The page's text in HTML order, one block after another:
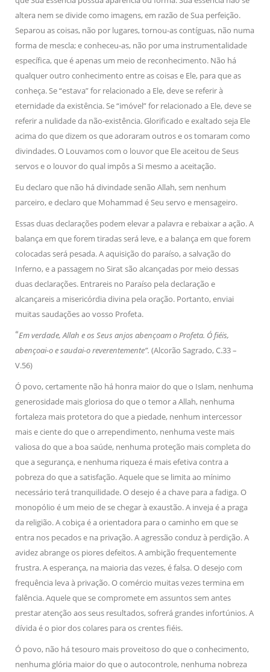
altera nem se divide como imagens, em razão de Sua perfeição.
Separou as coisas, não por lugares, tornou-as contíguas, não numa
forma de mescla; e conheceu-as, não por uma instrumentalidade
específica, que é apenas um meio de reconhecimento. Não há
qualquer outro conhecimento entre as coisas e Ele, para que as
conheça. Se “estava” for relacionado a Ele, deve se referir à
eternidade da existência. Se “imóvel” for relacionado a Ele, deve se
referir a nulidade da não-existência. Glorificado e exaltado seja Ele
acima do que dizem os que adoraram outros e os tomaram como
divindades. O Louvamos com o louvor que Ele aceitou de Seus
servos e o louvor do qual impôs a Si mesmo a aceitação.
Eu declaro que não há divindade senão Allah, sem nenhum
parceiro, e declaro que Mohammad é Seu servo e mensageiro.
Essas duas declarações podem elevar a palavra e rebaixar a ação. A
balança em que forem tiradas será leve, e a balança em que forem
colocadas será pesada. A aquisição do paraíso, a salvação do
Inferno, e a passagem no Sirat são alcançadas por meio dessas
duas declarações. Entrareis no Paraíso pela declaração e
alcançareis a misericórdia divina pela oração. Portanto, enviai
muitas saudações ao vosso Profeta.
“Em verdade, Allah e os Seus anjos abençoam o Profeta. Ó fiéis,
abençoai-o e saudai-o reverentemente”. (Alcorão Sagrado, C.33 –
V.56)
Ó povo, certamente não há honra maior do que o Islam, nenhuma
generosidade mais gloriosa do que o temor a Allah, nenhuma
fortaleza mais protetora do que a piedade, nenhum intercessor
mais e ciente do que o arrependimento, nenhuma veste mais
valiosa do que a boa saúde, nenhuma proteção mais completa do
que a segurança, e nenhuma riqueza é mais efetiva contra a
pobreza do que a satisfação. Aquele que se limita ao mínimo
necessário terá tranquilidade. O desejo é a chave para a fadiga. O
monopólio é um meio de se chegar à exaustão. A inveja é a praga
da religião. A cobiça é a orientadora para o caminho em que se
entra nos pecados e na privação. A agressão conduz à perdição. A
avidez abrange os piores defeitos. A ambição frequentemente
frustra. A esperança, na maioria das vezes, é falsa. O desejo com
frequência leva à privação. O comércio muitas vezes termina em
falência. Aquele que se compromete em assuntos sem antes
prestar atenção aos seus resultados, sofrerá grandes infortúnios. A
dívida é o pior dos colares para os crentes fiéis.
Ó povo, não há tesouro mais proveitoso do que o conhecimento,
nenhuma glória maior do que o autocontrole, nenhuma nobreza